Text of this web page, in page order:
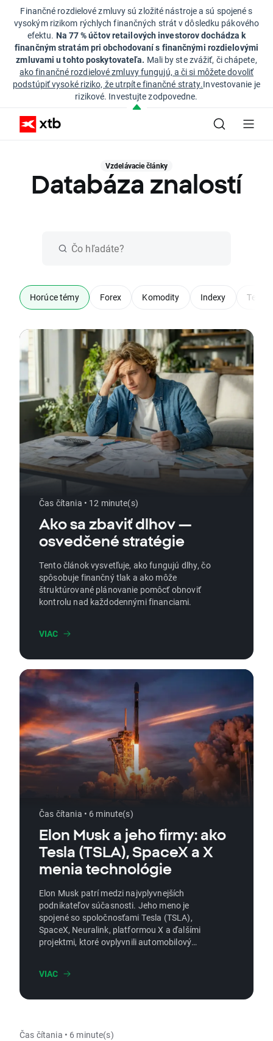
Finančné rozdielové zmluvy sú zložité nástroje a sú spojené s
vysokým rizikom rýchlych finančných strát v dôsledku pákového
efektu. Na 77 % účtov retailových investorov dochádza k
finančným stratám pri obchodovaní s finančnými rozdielovými
zmluvami u tohto poskytovateľa. Mali by ste zvážiť, či chápete,
ako finančné rozdielové zmluvy fungujú, a či si môžete dovoliť
podstúpiť vysoké riziko, že utrpíte finančné straty.Investovanie je
rizikové. Investujte zodpovedne.
Vzdelávacie články
Databáza znalostí
Horúce témy Forex Komodity Indexy
Čas čítania • 12 minute(s)
Ako sa zbaviť dlhov —
osvedčené stratégie
Tento článok vysvetľuje, ako fungujú dlhy, čo
spôsobuje finančný tlak a ako môže
štruktúrované plánovanie pomôcť obnoviť
kontrolu nad každodennými financiami.
VIAC
Čas čítania • 6 minute(s)
Elon Musk a jeho firmy: ako
Tesla (TSLA), SpaceX a X
menia technológie
Elon Musk patrí medzi najvplyvnejších
podnikateľov súčasnosti. Jeho meno je
spojené so spoločnosťami Tesla (TSLA),
SpaceX, Neuralink, platformou X a ďalšími
projektmi, ktoré ovplyvnili automobilový
vysvetľuje, ako Musk vybudoval svoje hlavné
prečo jeho kariéra vyvoláva obdiv aj kritiku.
VIAC
Čas čítania • 6 minute(s)